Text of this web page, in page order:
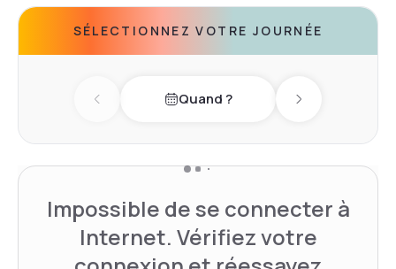
SÉLECTIONNEZ VOTRE JOURNÉE
Previous dayQuand ? Next day
Impossible de se connecter à
Internet. Vérifiez votre